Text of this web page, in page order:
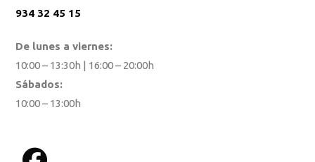
934 32 45 15
De lunes a viernes:
10:00 – 13:30h | 16:00 – 20:00h
Sábados:
10:00 – 13:00h